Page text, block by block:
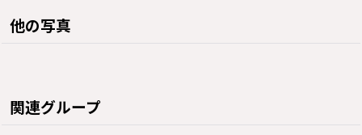
他の写真
関連グループ